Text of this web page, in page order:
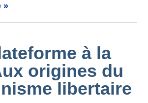
»
à la
origines du
libertaire